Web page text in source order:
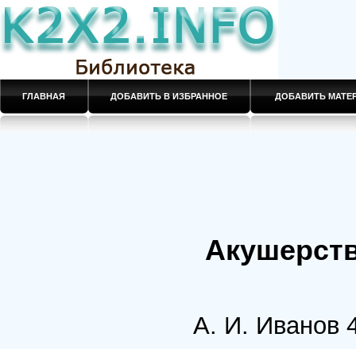
ГЛАВНАЯ ДОБАВИТЬ В ИЗБРАННОЕ ДОБАВИТЬ
А. И. Иванов